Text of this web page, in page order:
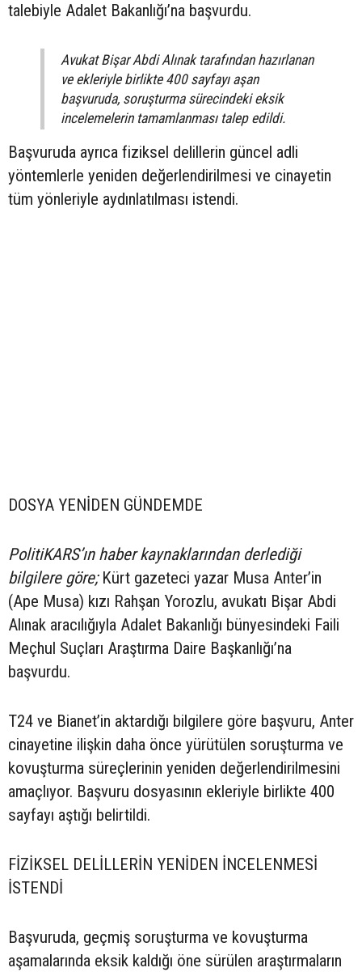
talebiyle Adalet Bakanlığı’na başvurdu.
Avukat Bişar Abdi Alınak tarafından hazırlanan
ve ekleriyle birlikte 400 sayfayı aşan
başvuruda, soruşturma sürecindeki eksik
incelemelerin tamamlanması talep edildi.
Başvuruda ayrıca fiziksel delillerin güncel adli
yöntemlerle yeniden değerlendirilmesi ve cinayetin
tüm yönleriyle aydınlatılması istendi.
DOSYA YENİDEN GÜNDEMDE
PolitiKARS’ın haber kaynaklarından derlediği
bilgilere göre;Kürt gazeteci yazar Musa Anter’in
(Ape Musa) kızı Rahşan Yorozlu, avukatı Bişar Abdi
Alınak aracılığıyla Adalet Bakanlığı bünyesindeki Faili
Meçhul Suçları Araştırma Daire Başkanlığı’na
başvurdu.
T24 ve Bianet’in aktardığı bilgilere göre başvuru, Anter
cinayetine ilişkin daha önce yürütülen soruşturma ve
kovuşturma süreçlerinin yeniden değerlendirilmesini
amaçlıyor. Başvuru dosyasının ekleriyle birlikte 400
sayfayı aştığı belirtildi.
FİZİKSEL DELİLLERİN YENİDEN İNCELENMESİ
İSTENDİ
Başvuruda, geçmiş soruşturma ve kovuşturma
aşamalarında eksik kaldığı öne sürülen araştırmaların